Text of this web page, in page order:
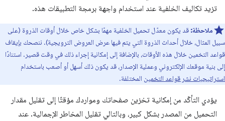
تزيد تكاليف الخلفية عند استخدام واجهة برمجة التطبيقات هذه.
ملاحظة: قد يكون معدّل تحميل الخلفية مهمًا بشكل خاص خلال أوقات الذروة (على
سبيل المثال، خلال أحداث الذروة التي يتم فيها عرض العروض الترويجية). ننصحك بإيقاف
قواعد التخمين خلال هذه الأوقات، بالإضافة إلى إمكانية إجراء ذلك في وقت قصير. استنادًا
إلى بنية موقعك الإلكتروني وعملية الإصدار، قد يكون ذلك أسهل أو أصعب باستخدام
استراتيجيات نشر قواعد التخمين المختلفة.
يؤدي التأكّد من إمكانية تخزين صفحاتك ومواردك مؤقتًا إلى تقليل مقدار
التحميل من المصدر بشكل كبير، وبالتالي تقليل المخاطر الإجمالية. عند